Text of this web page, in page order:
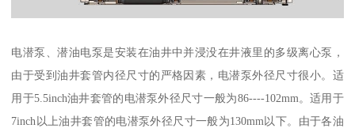
电潜泵、潜油电泵是安装在油井中并浸没在井液里的多级离心泵，
由于受到油井套管内径尺寸的严格因素，电潜泵外径尺寸很小。适
用于5.5inch油井套管的电潜泵外径尺寸一般为86----102mm。适用于
7inch以上油井套管的电潜泵外径尺寸一般为130mm以下。由于各油